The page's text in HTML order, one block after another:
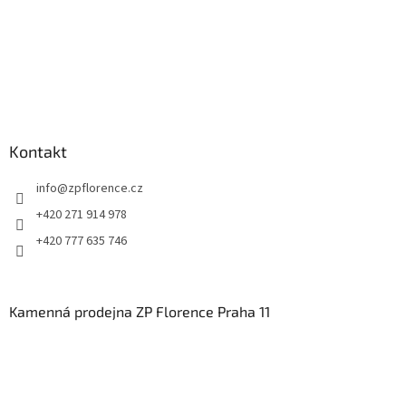
Kontakt
info@zpflorence.cz
+420 271 914 978
+420 777 635 746
Kamenná prodejna ZP Florence Praha 11